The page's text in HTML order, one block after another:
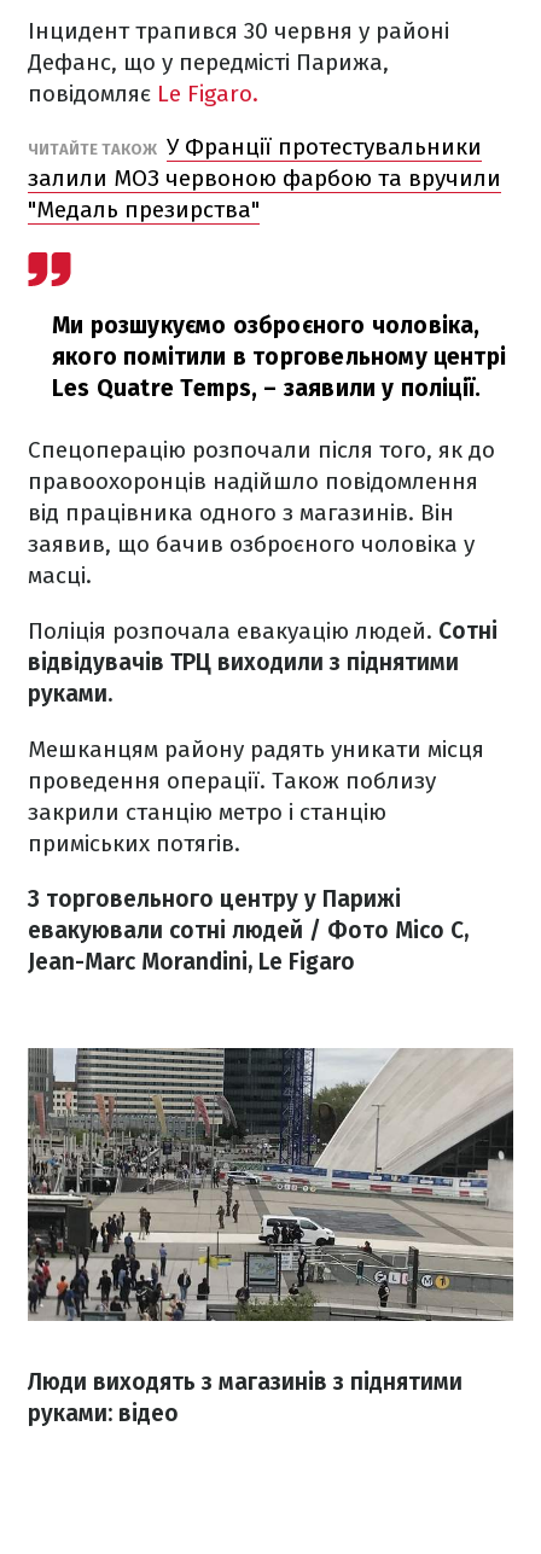
Інцидент трапився 30 червня у районі
Дефанс, що у передмісті Парижа,
повідомляє Le Figaro.
ЧИТАЙТЕ ТАКОЖ У Франції протестувальники
залили МОЗ червоною фарбою та вручили
"Медаль презирства"
Ми розшукуємо озброєного чоловіка,
якого помітили в торговельному центрі
Les Quatre Temps, – заявили у поліції.
Спецоперацію розпочали після того, як до
правоохоронців надійшло повідомлення
від працівника одного з магазинів. Він
заявив, що бачив озброєного чоловіка у
масці.
Поліція розпочала евакуацію людей. Сотні
відвідувачів ТРЦ виходили з піднятими
руками.
Мешканцям району радять уникати місця
проведення операції. Також поблизу
закрили станцію метро і станцію
приміських потягів.
З торговельного центру у Парижі
евакуювали сотні людей / Фото Mico C,
Jean-Marc Morandini, Le Figaro
Люди виходять з магазинів з піднятими
руками: відео